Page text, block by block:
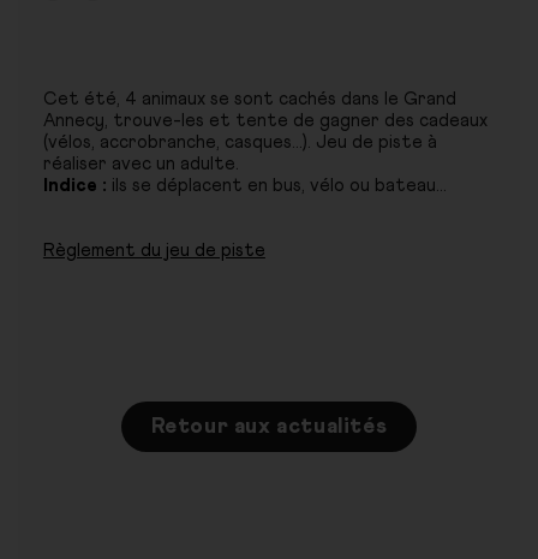
Cet été, 4 animaux se sont cachés dans le Grand
Annecy, trouve-les et tente de gagner des cadeaux
(vélos, accrobranche, casques...). Jeu de piste à
réaliser avec un adulte.
Indice : ils se déplacent en bus, vélo ou bateau...
Règlement du jeu de piste
Retour aux actualités